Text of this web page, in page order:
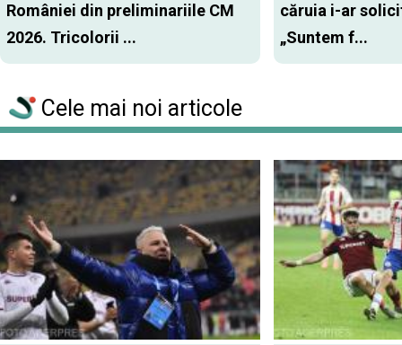
României din preliminariile CM
2026. Tricolorii ...
căruia i-ar
„Suntem f...
Cele mai noi articole